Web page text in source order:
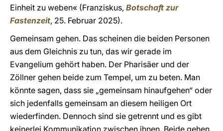
Einheit zu weben« (Franziskus, Botschaft zur
Fastenzeit, 25. Februar 2025).
Gemeinsam gehen. Das scheinen die beiden Personen
aus dem Gleichnis zu tun, das wir gerade im
Evangelium gehört haben. Der Pharisäer und der
Zöllner gehen beide zum Tempel, um zu beten. Man
könnte sagen, dass sie „gemeinsam hinaufgehen“ oder
sich jedenfalls gemeinsam an diesem heiligen Ort
wiederfinden. Dennoch sind sie getrennt und es gibt
keinerlei Kommunikation zwischen ihnen. Beide gehen